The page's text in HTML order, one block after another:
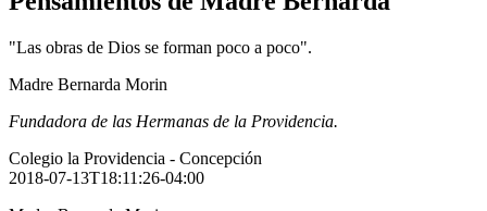
"Las obras de Dios se forman poco a poco".
Madre Bernarda Morin
Fundadora de las Hermanas de la Providencia.
Colegio la Providencia - Concepción
2018-07-13T18:11:26-04:00